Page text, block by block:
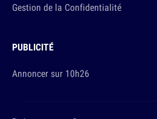
Gestion de la Confidentialité
PUBLICITÉ
Annoncer sur 10h26